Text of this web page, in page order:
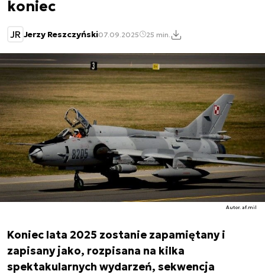
koniec
JR Jerzy Reszczyński07.09.2025 25 min.
Autor. af.mil
Koniec lata 2025 zostanie zapamiętany i
zapisany jako, rozpisana na kilka
spektakularnych wydarzeń, sekwencja